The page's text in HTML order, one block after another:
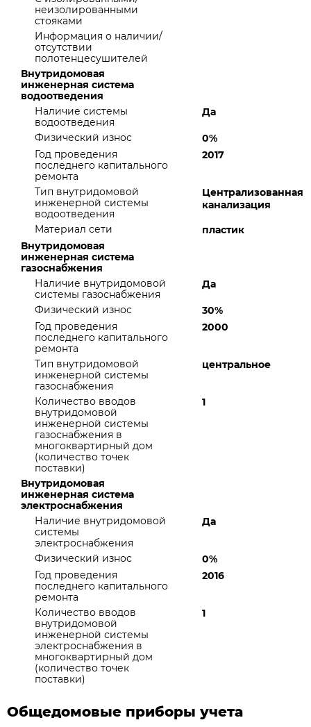
неизолированными
стояками
Информация о наличии/
отсутствии
полотенцесушителей
Внутридомовая
инженерная система
водоотведения
Наличие системы
водоотведения
Да
Физический износ
0%
Год проведения
последнего капитального
ремонта
2017
Тип внутридомовой
инженерной системы
водоотведения
Централизованная
канализация
Материал сети
пластик
Внутридомовая
инженерная система
газоснабжения
Наличие внутридомовой
системы газоснабжения
Да
Физический износ
30%
Год проведения
последнего капитального
ремонта
2000
Тип внутридомовой
инженерной системы
газоснабжения
центральное
Количество вводов
внутридомовой
инженерной системы
газоснабжения в
многоквартирный дом
(количество точек
поставки)
1
Внутридомовая
инженерная система
электроснабжения
Наличие внутридомовой
системы
электроснабжения
Да
Физический износ
0%
Год проведения
последнего капитального
ремонта
2016
Количество вводов
внутридомовой
инженерной системы
электроснабжения в
многоквартирный дом
(количество точек
поставки)
1
Общедомовые приборы учета